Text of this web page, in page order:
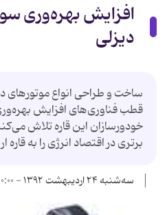
افزایش بهره‌وری
دیزلی
ساخت و طراحی انواع موتورهای
قطب فناوری‌های افزایش
برتری در اقتصاد انرژی را به قاره
سه‌شنبه ۲۴ اردیبهشت ۱۳۹۲ - ۰۰:۰۰